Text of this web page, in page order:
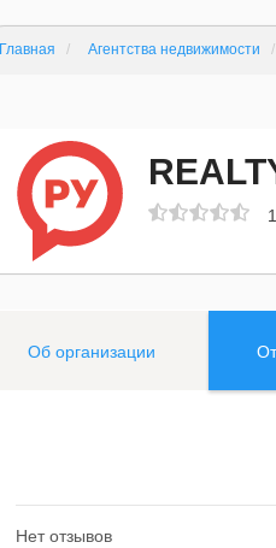
Главная Агентства недвижимости
Об организации
Нет отзывов